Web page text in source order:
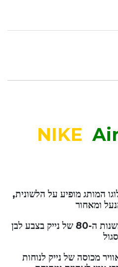
NIKE
המותג מופיע על הלשונית,
ומאחור
מדובר בדגם קלאסי החל משנות ה-80 של נייק בצבע לבן
מכוסה של נייק לנוחות